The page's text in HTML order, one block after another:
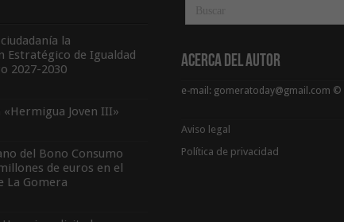
la
Estratégico de Igualdad
2027-2030
Joven III»
del Bono Consumo
de euros en el
La Gomera
Acerca del Autor
e-mail: gomeratoday@gmail.com
Aviso legal
Política de privacidad